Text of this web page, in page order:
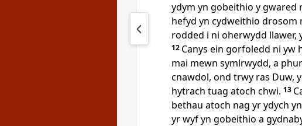
ydym yn gobeithio y gwared
hefyd yn cydweithio drosom
rodded i ni oherwydd
12 Canys ein gorfoledd ni yw
mai mewn symlrwydd, a
cnawdol, ond trwy ras Duw,
hytrach tuag atoch chwi. 13
bethau atoch nag yr ydych
yr wyf yn gobeithio a